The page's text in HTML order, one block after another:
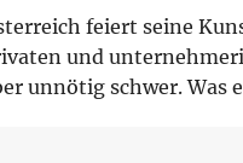
feiert seine
und
unnötig schwer. Was